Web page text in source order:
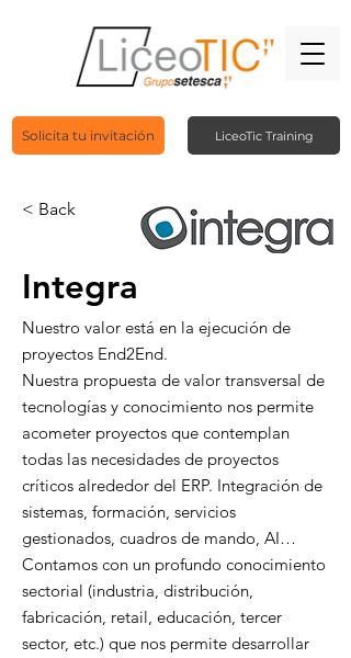
Solicita tu invitación LiceoTic Training
< Back
Integra
Nuestro valor está en la ejecución de
proyectos End2End.
Nuestra propuesta de valor transversal de
tecnologías y conocimiento nos permite
acometer proyectos que contemplan
todas las necesidades de proyectos
críticos alrededor del ERP. Integración de
sistemas, formación, servicios
gestionados, cuadros de mando, AI…
Contamos con un profundo conocimiento
sectorial (industria, distribución,
fabricación, retail, educación, tercer
sector, etc.) que nos permite desarrollar